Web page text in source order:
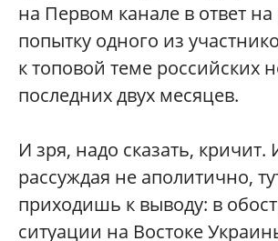
на Первом канале в ответ
попытку одного из
к топовой теме российских
последних двух месяцев.
И зря, надо сказать, кричит.
рассуждая не аполитично,
приходишь к выводу: в
ситуации на Востоке